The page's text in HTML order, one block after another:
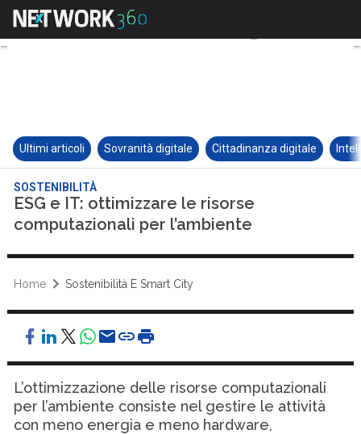
Ultimi articoli Sovranità digitale Cittadinanza digitale
SOSTENIBILITÀ
ESG e IT: ottimizzare le risorse
computazionali per l’ambiente
Home Sostenibilità E Smart City
L’ottimizzazione delle risorse computazionali
per l’ambiente consiste nel gestire le attività
con meno energia e meno hardware,